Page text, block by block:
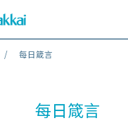
每日箴言
每日箴言